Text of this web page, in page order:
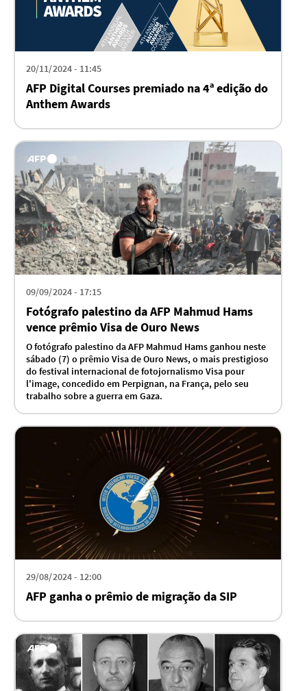
20/11/2024 - 11:45
AFP Digital Courses premiado na 4ª edição do
Anthem Awards
09/09/2024 - 17:15
Fotógrafo palestino da AFP Mahmud Hams
vence prêmio Visa de Ouro News
O fotógrafo palestino da AFP Mahmud Hams ganhou neste
sábado (7) o prêmio Visa de Ouro News, o mais prestigioso
do festival internacional de fotojornalismo Visa pour
l'image, concedido em Perpignan, na França, pelo seu
trabalho sobre a guerra em Gaza.
29/08/2024 - 12:00
AFP ganha o prêmio de migração da SIP